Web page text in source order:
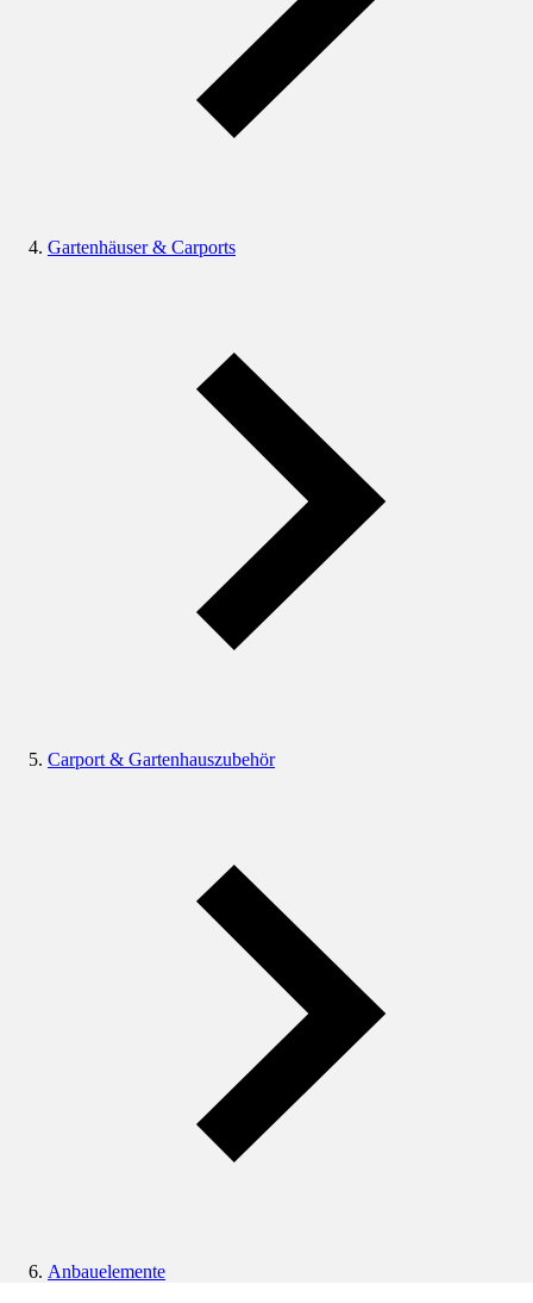
Gartenhäuser & Carports
Carport & Gartenhauszubehör
Anbauelemente